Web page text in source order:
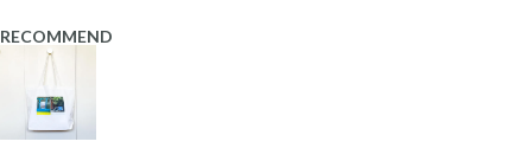
RECOMMEND